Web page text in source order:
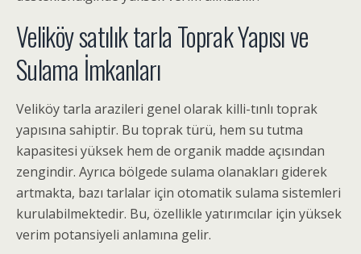
Veliköy satılık tarla Toprak Yapısı ve
Sulama İmkanları
Veliköy tarla arazileri genel olarak killi-tınlı toprak
yapısına sahiptir. Bu toprak türü, hem su tutma
kapasitesi yüksek hem de organik madde açısından
zengindir. Ayrıca bölgede sulama olanakları giderek
artmakta, bazı tarlalar için otomatik sulama sistemleri
kurulabilmektedir. Bu, özellikle yatırımcılar için yüksek
verim potansiyeli anlamına gelir.